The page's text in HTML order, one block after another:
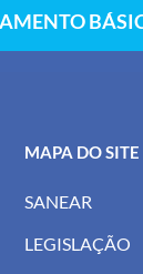
MAPA DO SITE
SANEAR
LEGISLAÇÃO